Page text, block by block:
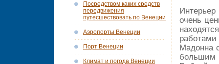
очень
Мадонна
большим
Посредством каких средств
передвижения
путесшествовать по Венеции
Аэропорты Венеции
Порт Венеции
Климат и погода Венеции